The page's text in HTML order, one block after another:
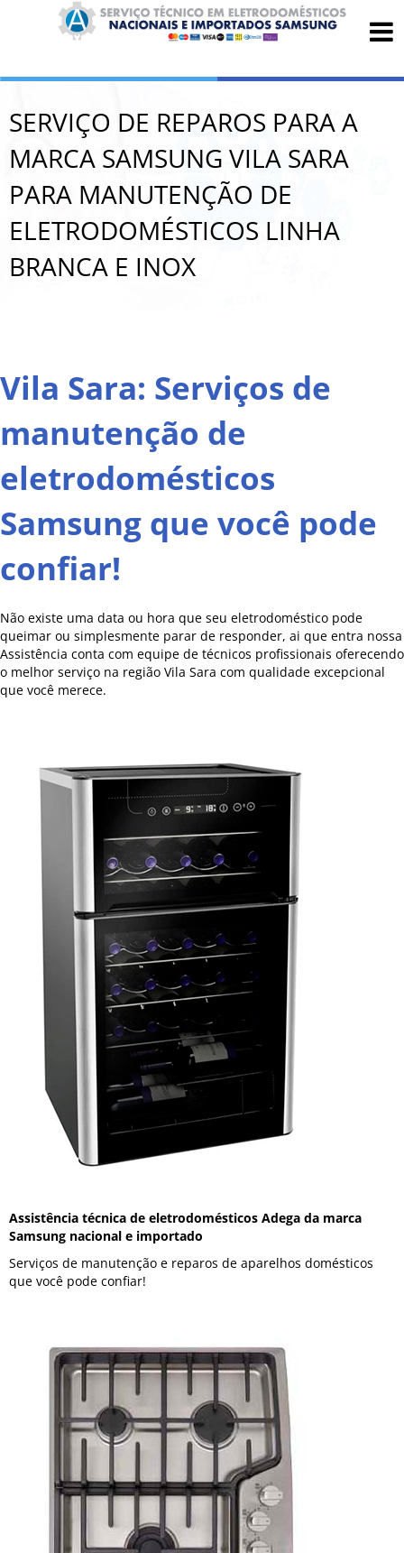
SERVIÇO DE REPAROS PARA A
MARCA SAMSUNG VILA SARA
PARA MANUTENÇÃO DE
ELETRODOMÉSTICOS LINHA
BRANCA E INOX
Vila Sara: Serviços de
manutenção de
eletrodomésticos
Samsung que você pode
confiar!
Não existe uma data ou hora que seu eletrodoméstico pode
queimar ou simplesmente parar de responder, ai que entra nossa
Assistência conta com equipe de técnicos profissionais oferecendo
o melhor serviço na região Vila Sara com qualidade excepcional
que você merece.
Assistência técnica de eletrodomésticos Adega da marca
Samsung nacional e importado
Serviços de manutenção e reparos de aparelhos domésticos
que você pode confiar!